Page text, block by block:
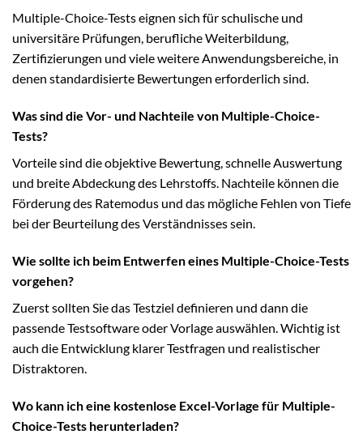
Multiple-Choice-Tests eignen sich für schulische und
universitäre Prüfungen, berufliche Weiterbildung,
Zertifizierungen und viele weitere Anwendungsbereiche, in
denen standardisierte Bewertungen erforderlich sind.
Was sind die Vor- und Nachteile von Multiple-Choice-
Tests?
Vorteile sind die objektive Bewertung, schnelle Auswertung
und breite Abdeckung des Lehrstoffs. Nachteile können die
Förderung des Ratemodus und das mögliche Fehlen von Tiefe
bei der Beurteilung des Verständnisses sein.
Wie sollte ich beim Entwerfen eines Multiple-Choice-Tests
vorgehen?
Zuerst sollten Sie das Testziel definieren und dann die
passende Testsoftware oder Vorlage auswählen. Wichtig ist
auch die Entwicklung klarer Testfragen und realistischer
Distraktoren.
Wo kann ich eine kostenlose Excel-Vorlage für Multiple-
Choice-Tests herunterladen?